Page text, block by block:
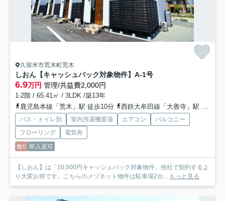
久留米市荒木町荒木
しおん【キャッシュバック対象物件】 A-1号
6.9万円 管理/共益費2,000円
1-2階 / 65.41㎡ / 3LDK /築13年
鹿児島本線「荒木」駅 徒歩10分
西鉄大牟田線「大善寺」駅 徒歩34分
バス・トイレ別 室内洗濯機置場 エアコン
バルコニー
フローリング
電気有
敷0 即入居可
【しおん】は「10,000円キャッシュバック対象物件」他社で契約するよ
り大変お得です。こちらのメゾネット物件は駐車場2台... もっと見る